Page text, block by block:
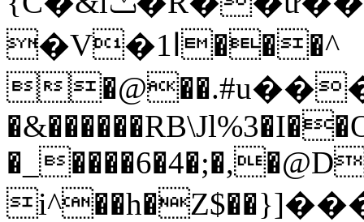
�V�ا1���^
